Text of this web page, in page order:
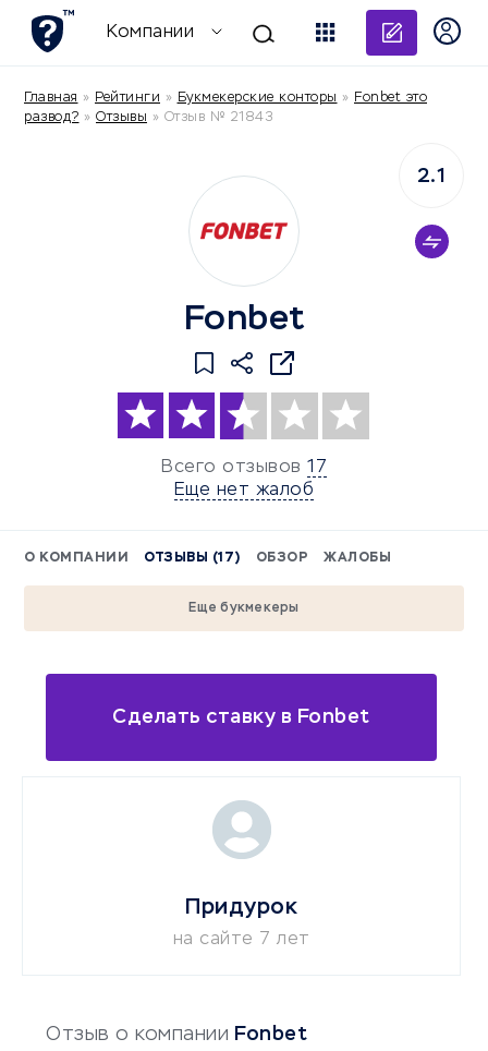
Компании
Главная » Рейтинги » Букмекерские конторы » Fonbet это
развод? » Отзывы » Отзыв № 21843
Fonbet
Всего отзывов 17
Еще нет жалоб
2.1
О КОМПАНИИ ОТЗЫВЫ (17) ОБЗОР ЖАЛОБЫ
Еще букмекеры
Сделать ставку в Fonbet
Отзыв о компании Fonbet
Придурок
на сайте 7 лет